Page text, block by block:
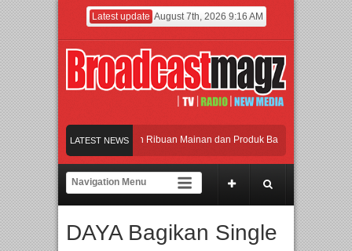
Latest update August 7th, 2026 9:16 AM
LATEST NEWS
Jakarta dengan Ribuan Mainan dan Produk Bayi dari Seluruh Dunia,
Gerbang Inovasi dan Peluang Bisnis Industri Gifts dan Housewares Asia
Perpaduan Warisan Dan Semangat Lokal, BIRKENSTOCK INDONESIA
DAYA Bagikan Single